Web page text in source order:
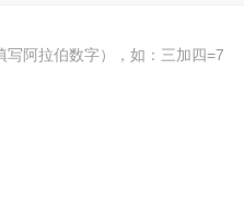
写阿拉伯数字），如：三加四=7